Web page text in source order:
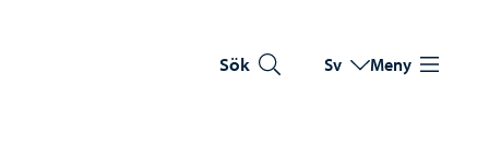
Sök Byt språk
Nuvarande språk:
Sv Meny